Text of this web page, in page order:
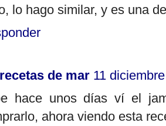
lo hago similar, y es una
de mar 11
hace unos días ví el
ahora viendo esta